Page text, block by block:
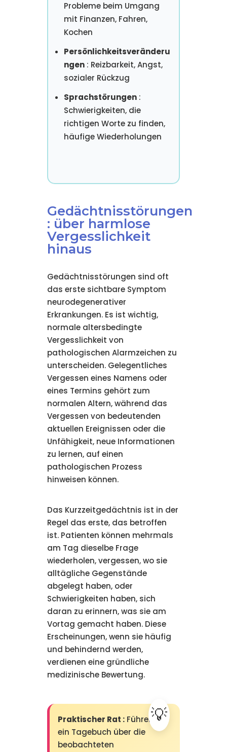
Probleme beim Umgang
mit Finanzen, Fahren,
Kochen
Persönlichkeitsveränderu
ngen: Reizbarkeit, Angst,
sozialer Rückzug
Sprachstörungen:
Schwierigkeiten, die
richtigen Worte zu finden,
häufige Wiederholungen
Gedächtnisstörungen
: über harmlose
Vergesslichkeit
hinaus
Gedächtnisstörungen sind oft
das erste sichtbare Symptom
neurodegenerativer
Erkrankungen. Es ist wichtig,
normale altersbedingte
Vergesslichkeit von
pathologischen Alarmzeichen zu
unterscheiden. Gelegentliches
Vergessen eines Namens oder
eines Termins gehört zum
normalen Altern, während das
Vergessen von bedeutenden
aktuellen Ereignissen oder die
Unfähigkeit, neue Informationen
zu lernen, auf einen
pathologischen Prozess
hinweisen können.
Das Kurzzeitgedächtnis ist in der
Regel das erste, das betroffen
ist. Patienten können mehrmals
am Tag dieselbe Frage
wiederholen, vergessen, wo sie
alltägliche Gegenstände
abgelegt haben, oder
Schwierigkeiten haben, sich
daran zu erinnern, was sie am
Vortag gemacht haben. Diese
Erscheinungen, wenn sie häufig
und behindernd werden,
verdienen eine gründliche
medizinische Bewertung.
Praktischer Rat :Führen Sie
ein Tagebuch über die
beobachteten